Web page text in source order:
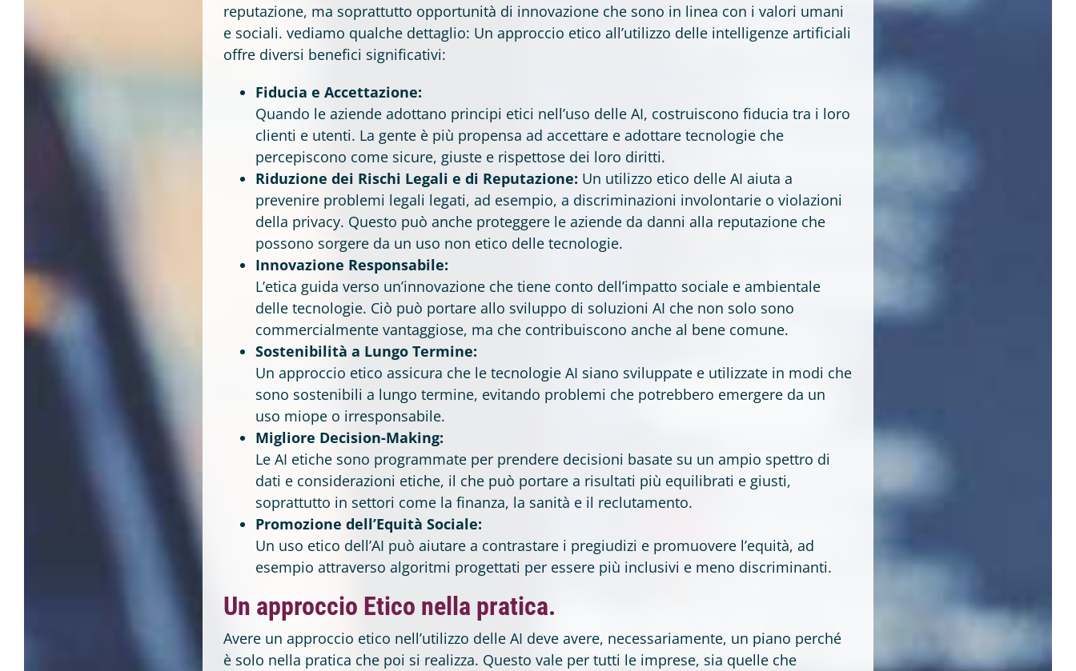
reputazione, ma soprattutto opportunità di innovazione che sono in linea con i valori umani
e sociali. vediamo qualche dettaglio: Un approccio etico all’utilizzo delle intelligenze artificiali
offre diversi benefici significativi:
Fiducia e Accettazione:
Quando le aziende adottano principi etici nell’uso delle AI, costruiscono fiducia tra i loro
clienti e utenti. La gente è più propensa ad accettare e adottare tecnologie che
percepiscono come sicure, giuste e rispettose dei loro diritti.
Riduzione dei Rischi Legali e di Reputazione: Un utilizzo etico delle AI aiuta a
prevenire problemi legali legati, ad esempio, a discriminazioni involontarie o violazioni
della privacy. Questo può anche proteggere le aziende da danni alla reputazione che
possono sorgere da un uso non etico delle tecnologie.
Innovazione Responsabile:
L’etica guida verso un’innovazione che tiene conto dell’impatto sociale e ambientale
delle tecnologie. Ciò può portare allo sviluppo di soluzioni AI che non solo sono
commercialmente vantaggiose, ma che contribuiscono anche al bene comune.
Sostenibilità a Lungo Termine:
Un approccio etico assicura che le tecnologie AI siano sviluppate e utilizzate in modi che
sono sostenibili a lungo termine, evitando problemi che potrebbero emergere da un
uso miope o irresponsabile.
Migliore Decision-Making:
Le AI etiche sono programmate per prendere decisioni basate su un ampio spettro di
dati e considerazioni etiche, il che può portare a risultati più equilibrati e giusti,
soprattutto in settori come la finanza, la sanità e il reclutamento.
Promozione dell’Equità Sociale:
Un uso etico dell’AI può aiutare a contrastare i pregiudizi e promuovere l’equità, ad
esempio attraverso algoritmi progettati per essere più inclusivi e meno discriminanti.
Un approccio Etico nella pratica.
Avere un approccio etico nell’utilizzo delle AI deve avere, necessariamente, un piano perché
è solo nella pratica che poi si realizza. Questo vale per tutti le imprese, sia quelle che